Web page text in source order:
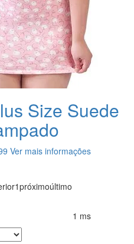
Size Suede
Ver mais informações
1próximoúltimo
1 ms